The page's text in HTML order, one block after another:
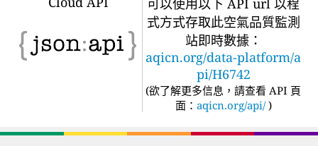
可以使用以下 API url 以程
式方式存取此空氣品質監測
站即時數據：
aqicn.org/data-platform/a
pi/H6742
(欲了解更多信息，請查看 API 頁
面： aqicn.org/api/ )